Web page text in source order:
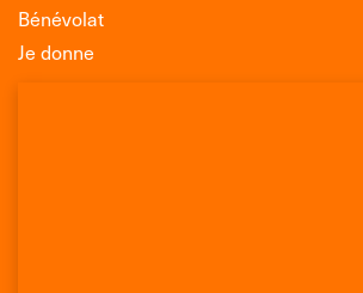
Bénévolat
Je donne